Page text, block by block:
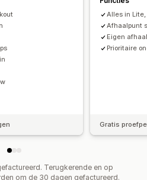
Alles in
Afhaalpunt
Eigen
Prioritaire
Gratis
Terugkerende en op
om de 30 dagen gefactureerd.